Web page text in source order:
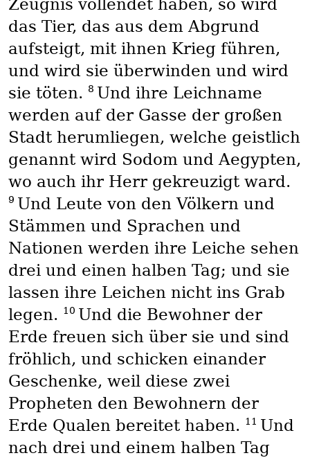
Zeugnis vollendet haben, so wird
das Tier, das aus dem Abgrund
aufsteigt, mit ihnen Krieg führen,
und wird sie überwinden und wird
sie töten. 8 Und ihre Leichname
werden auf der Gasse der großen
Stadt herumliegen, welche geistlich
genannt wird Sodom und Aegypten,
wo auch ihr Herr gekreuzigt ward.
9 Und Leute von den Völkern und
Stämmen und Sprachen und
Nationen werden ihre Leiche sehen
drei und einen halben Tag; und sie
lassen ihre Leichen nicht ins Grab
legen. 10 Und die Bewohner der
Erde freuen sich über sie und sind
fröhlich, und schicken einander
Geschenke, weil diese zwei
Propheten den Bewohnern der
Erde Qualen bereitet haben. 11 Und
nach drei und einem halben Tag